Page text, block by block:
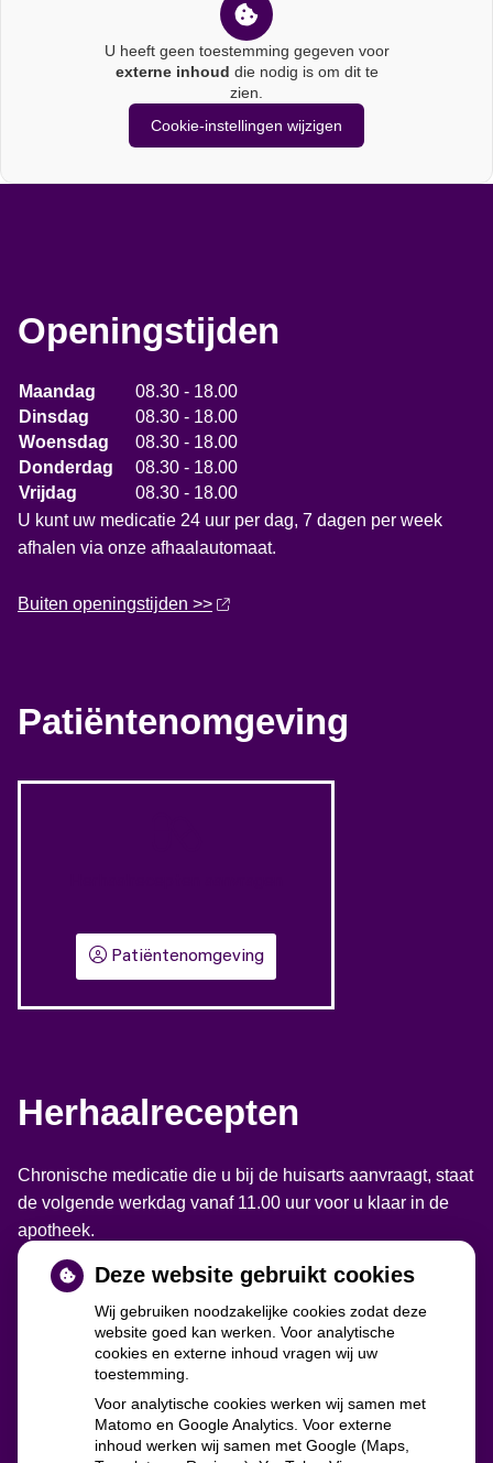
U heeft geen toestemming gegeven voor
externe inhoud die nodig is om dit te
zien.
Cookie-instellingen wijzigen
Openingstijden
Maandag
08.30 - 18.00
Dinsdag
08.30 - 18.00
Woensdag
08.30 - 18.00
Donderdag
08.30 - 18.00
Vrijdag
08.30 - 18.00
U kunt uw medicatie 24 uur per dag, 7 dagen per week
afhalen via onze afhaalautomaat.
Buiten openingstijden >>
Patiëntenomgeving
Patiëntenomgeving
Herhaalrecepten
Chronische medicatie die u bij de huisarts aanvraagt, staat
de volgende werkdag vanaf 11.00 uur voor u klaar in de
apotheek.
Deze website gebruikt cookies
Wij gebruiken noodzakelijke cookies zodat deze
website goed kan werken. Voor analytische
cookies en externe inhoud vragen wij uw
toestemming.
Voor analytische cookies werken wij samen met
Matomo en Google Analytics. Voor externe
inhoud werken wij samen met Google (Maps,